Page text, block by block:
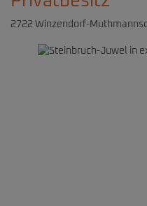
2722 Winzendorf-